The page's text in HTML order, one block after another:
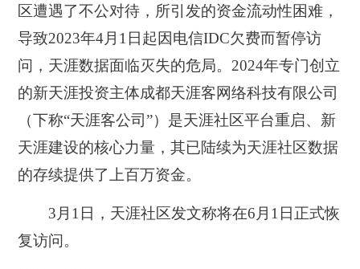
区遭遇了不公对待，所引发的资金流动性困难，
导致2023年4月1日起因电信IDC欠费而暂停访
问，天涯数据面临灭失的危局。2024年专门创立
的新天涯投资主体成都天涯客网络科技有限公司
（下称“天涯客公司”）是天涯社区平台重启、新
天涯建设的核心力量，其已陆续为天涯社区数据
的存续提供了上百万资金。
3月1日， 天涯社区发文称将在6月1日正式恢
复访问。